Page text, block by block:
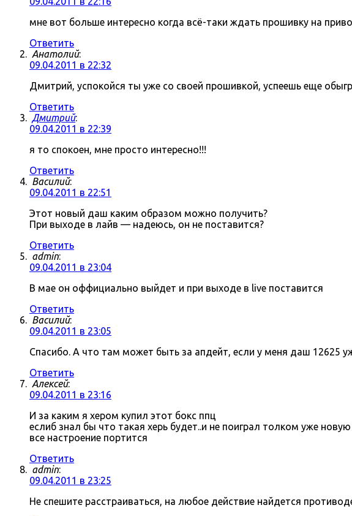
мне вот больше интересно когда всё-таки ждать прошивку на
Ответить
Анатолий:
09.04.2011 в 22:32
Дмитрий, успокойся ты уже со своей прошивкой, успеешь еще
Ответить
Дмитрий:
09.04.2011 в 22:39
я то спокоен, мне просто интересно!!!
Ответить
Василий:
09.04.2011 в 22:51
Этот новый даш каким образом можно получить?
При выходе в лайв — надеюсь, он не поставится?
Ответить
admin:
09.04.2011 в 23:04
В мае он оффициально выйдет и при выходе в live поставится
Ответить
Василий:
09.04.2011 в 23:05
Спасибо. А что там может быть за апдейт, если у меня даш 12625
Ответить
Алексей:
09.04.2011 в 23:16
И за каким я хером купил этот бокс ппц
еслиб знал бы что такая херь будет..и не поиграл толком уже
все настроение портится
Ответить
admin:
09.04.2011 в 23:25
Не спешите расстраиваться, на любое действие найдется